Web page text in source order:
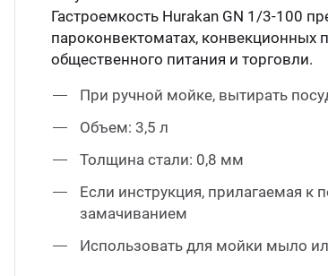
Гастроемкость Hurakan GN 1/3-100
пароконвектоматах, конвекционных
общественного питания и торговли.
При ручной мойке, вытирать
Объем: 3,5 л
Толщина стали: 0,8 мм
Если инструкция, прилагаемая
замачиванием
Использовать для мойки мыло